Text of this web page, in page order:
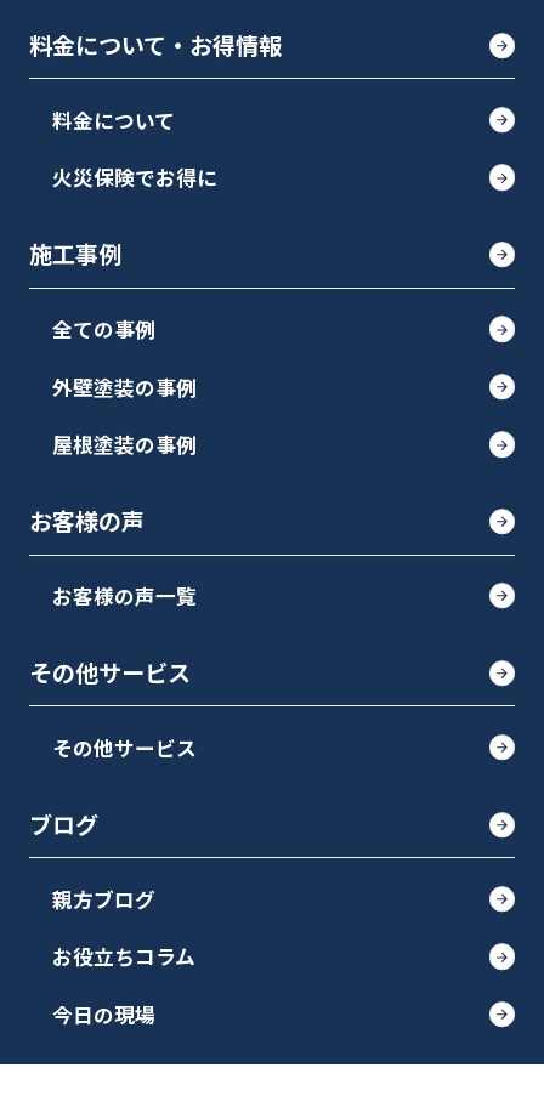
料金について・お得情報
料金について
火災保険でお得に
施工事例
全ての事例
外壁塗装の事例
屋根塗装の事例
お客様の声
お客様の声一覧
その他サービス
その他サービス
ブログ
親方ブログ
お役立ちコラム
今日の現場